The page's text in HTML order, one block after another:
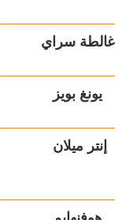
غالطة سراي
يونغ بويز
إنتر ميلان